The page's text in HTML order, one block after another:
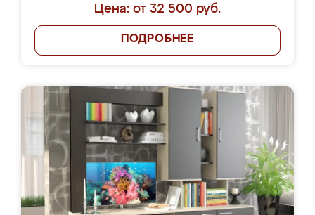
Цена: от 32 500 руб.
ПОДРОБНЕЕ